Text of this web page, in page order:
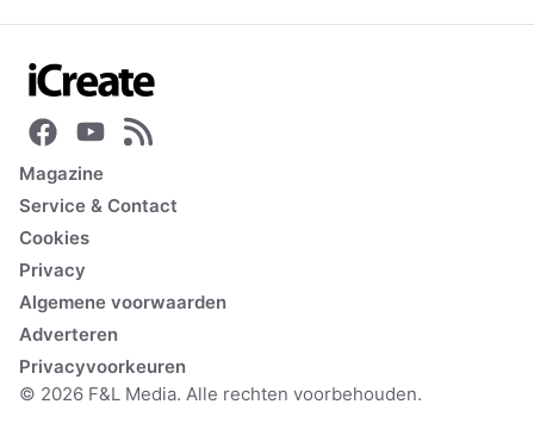
Magazine
Service & Contact
Cookies
Privacy
Algemene voorwaarden
Adverteren
Privacyvoorkeuren
© 2026 F&L Media. Alle rechten voorbehouden.